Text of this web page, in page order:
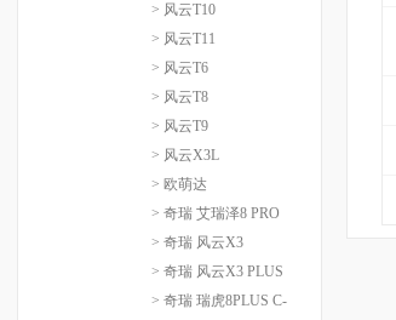
> 风云T10
> 风云T11
> 风云T6
> 风云T8
> 风云T9
> 风云X3L
> 欧萌达
> 奇瑞 艾瑞泽8 PRO
> 奇瑞 风云X3
> 奇瑞 风云X3 PLUS
> 奇瑞 瑞虎8PLUS C-